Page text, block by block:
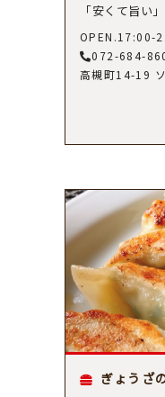
「安くて旨い
OPEN.17:00-
072-684-
高槻町14-19
ぎょうざ